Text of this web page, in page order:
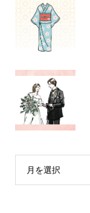
月を選択